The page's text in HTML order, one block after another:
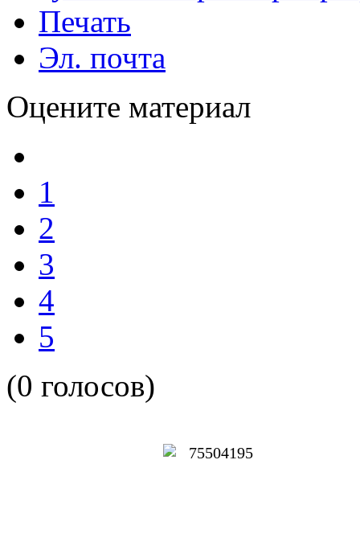
Печать
Эл. почта
Оцените материал
1
2
3
4
5
(0 голосов)